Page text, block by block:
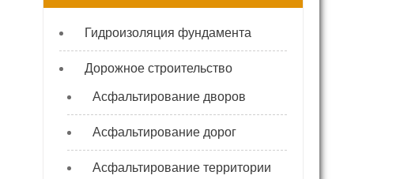
Гидроизоляция фундамента
Дорожное строительство
Асфальтирование дворов
Асфальтирование дорог
Асфальтирование территории